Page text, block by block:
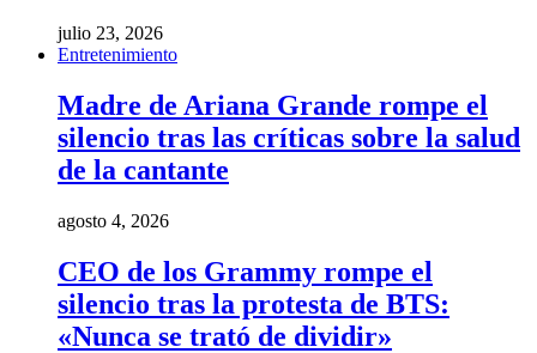
julio 23, 2026
Entretenimiento
Madre de Ariana Grande rompe el
silencio tras las críticas sobre la salud
de la cantante
agosto 4, 2026
CEO de los Grammy rompe el
silencio tras la protesta de BTS:
«Nunca se trató de dividir»